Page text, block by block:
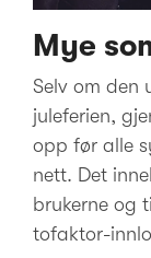
Mye
Selv om den
juleferien,
opp før alle
nett. Det
brukerne og
tofaktor-